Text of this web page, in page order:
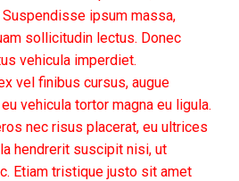
ipsum massa,
sollicitudin lectus. Donec
vehicula imperdiet.
vel finibus cursus, augue
vehicula tortor magna eu ligula.
nec risus placerat, eu ultrices
hendrerit suscipit nisi, ut
Etiam tristique justo sit amet